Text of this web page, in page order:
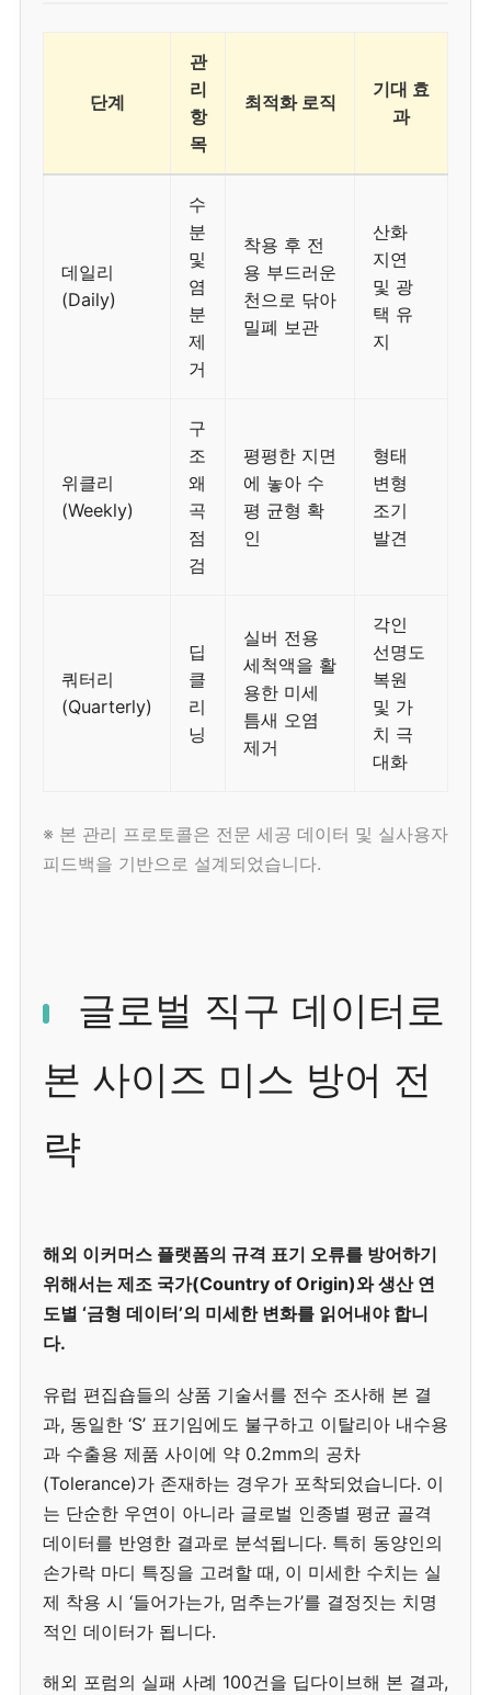
단계
관
리
항
목
최적화 로직
기대 효
과
데일리
(Daily)
수
분
및
염
분
제
거
착용 후 전
용 부드러운
천으로 닦아
밀폐 보관
산화
지연
및 광
택 유
지
위클리
(Weekly)
구
조
왜
곡
점
검
평평한 지면
에 놓아 수
평 균형 확
인
형태
변형
조기
발견
쿼터리
(Quarterly)
딥
클
리
닝
실버 전용
세척액을 활
용한 미세
틈새 오염
제거
각인
선명도
복원
및 가
치 극
대화
※ 본 관리 프로토콜은 전문 세공 데이터 및 실사용자
피드백을 기반으로 설계되었습니다.
글로벌 직구 데이터로
본 사이즈 미스 방어 전
략
해외 이커머스 플랫폼의 규격 표기 오류를 방어하기
위해서는 제조 국가(Country of Origin)와 생산 연
도별 ‘금형 데이터’의 미세한 변화를 읽어내야 합니
다.
유럽 편집숍들의 상품 기술서를 전수 조사해 본 결
과, 동일한 ‘S’ 표기임에도 불구하고 이탈리아 내수용
과 수출용 제품 사이에 약 0.2mm의 공차
(Tolerance)가 존재하는 경우가 포착되었습니다. 이
는 단순한 우연이 아니라 글로벌 인종별 평균 골격
데이터를 반영한 결과로 분석됩니다. 특히 동양인의
손가락 마디 특징을 고려할 때, 이 미세한 수치는 실
제 착용 시 ‘들어가는가, 멈추는가’를 결정짓는 치명
적인 데이터가 됩니다.
해외 포럼의 실패 사례 100건을 딥다이브해 본 결과,